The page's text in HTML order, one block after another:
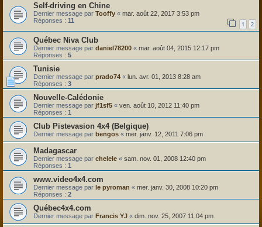
Self-driving en Chine
Dernier message par Tooffy « mar. août 22, 2017 3:53 pm
Réponses : 11 1 2
Québec Niva Club
Dernier message par daniel78200 « mar. août 04, 2015 12:17 pm
Réponses : 5
Tunisie
Dernier message par prado74 « lun. avr. 01, 2013 8:28 am
Réponses : 3
Nouvelle-Calédonie
Dernier message par jf1sf5 « ven. août 10, 2012 11:40 pm
Réponses : 1
Club Pistevasion 4x4 (Belgique)
Dernier message par bengos « mer. janv. 12, 2011 7:06 pm
Madagascar
Dernier message par chelele « sam. nov. 01, 2008 12:40 pm
Réponses : 1
www.video4x4.com
Dernier message par le pyroman « mer. janv. 30, 2008 10:20 pm
Réponses : 2
Québec4x4.com
Dernier message par Francis YJ « dim. nov. 25, 2007 11:04 pm